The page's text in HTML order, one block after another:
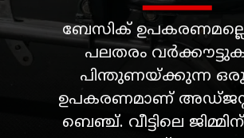
ബേസിക്
പലതരം
പിന്തുണയ്ക്കുന്ന ഒരു
ഉപകരണമാണ്
ബെഞ്ച്. വീട്ടിലെ